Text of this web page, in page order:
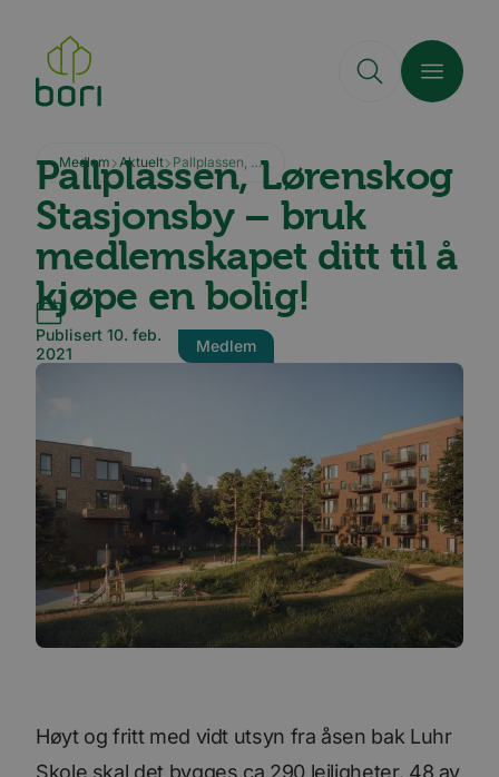
hovedinnhold
Medlem Aktuelt Pallplassen, Lørenskog Stasjonsby – bruk medlemskapet ditt til å kjøpe en bolig!
Pallplassen, Lørenskog
Stasjonsby – bruk
medlemskapet ditt til å
kjøpe en bolig!
Publisert 10. feb.
2021
Medlem
Høyt og fritt med vidt utsyn fra åsen bak Luhr
Skole skal det bygges ca 290 leiligheter. 48 av